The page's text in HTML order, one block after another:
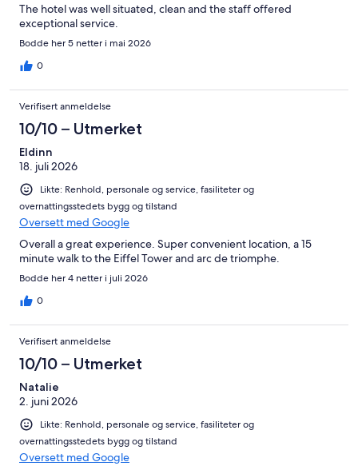
The hotel was well situated, clean and the staff offered
exceptional service.
Bodde her 5 netter i mai 2026
0
Verifisert anmeldelse
10/10 – Utmerket
Eldinn
18. juli 2026
Likte: Renhold, personale og service, fasiliteter og
overnattingsstedets bygg og tilstand
Oversett med Google
Overall a great experience. Super convenient location, a 15
minute walk to the Eiffel Tower and arc de triomphe.
Bodde her 4 netter i juli 2026
0
Verifisert anmeldelse
10/10 – Utmerket
Natalie
2. juni 2026
Likte: Renhold, personale og service, fasiliteter og
overnattingsstedets bygg og tilstand
Oversett med Google